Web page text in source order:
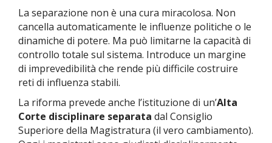
La separazione non è una cura miracolosa. Non
cancella automaticamente le influenze politiche o le
dinamiche di potere. Ma può limitarne la capacità di
controllo totale sul sistema. Introduce un margine
di imprevedibilità che rende più difficile costruire
reti di influenza stabili.
La riforma prevede anche l’istituzione di un’Alta
Corte disciplinare separata dal Consiglio
Superiore della Magistratura (il vero cambiamento).